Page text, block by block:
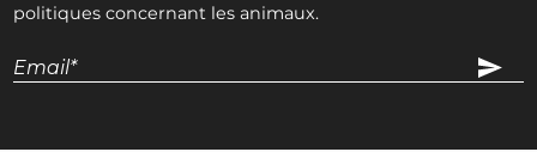
politiques concernant les animaux.